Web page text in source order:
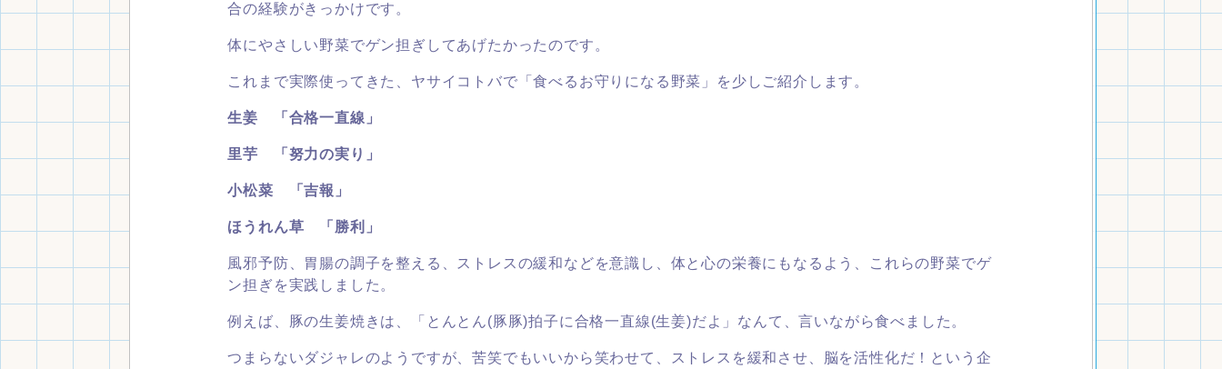
合の経験がきっかけです。
体にやさしい野菜でゲン担ぎしてあげたかったのです。
これまで実際使ってきた、ヤサイコトバで「食べるお守りになる野菜」を少しご紹介します。
生姜 「合格一直線」
里芋 「努力の実り」
小松菜 「吉報」
ほうれん草 「勝利」
風邪予防、胃腸の調子を整える、ストレスの緩和などを意識し、体と心の栄養にもなるよう、これらの野菜でゲ
ン担ぎを実践しました。
例えば、豚の生姜焼きは、「とんとん(豚豚)拍子に合格一直線(生姜)だよ」 なんて、言いながら食べました。
つまらないダジャレのようですが、苦笑でもいいから笑わせて、ストレスを緩和させ、脳を活性化だ！という企